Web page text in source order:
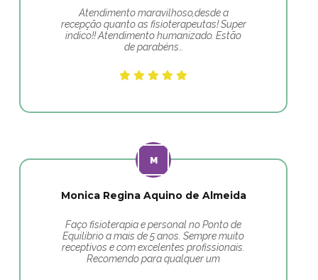
Atendimento maravilhoso,desde a
recepção quanto as fisioterapeutas! Super
indico!! Atendimento humanizado. Estão
de parabéns…
Monica Regina Aquino de Almeida
Faço fisioterapia e personal no Ponto de
Equilibrio a mais de 5 anos. Sempre muito
receptivos e com excelentes profissionais.
Recomendo para qualquer um